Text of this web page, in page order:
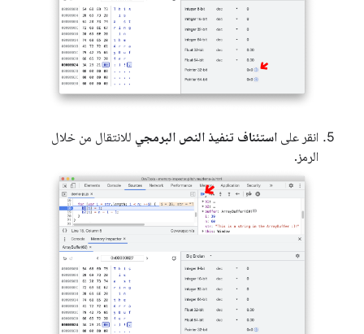
انقر على استئناف تنفيذ النص البرمجي للانتقال من خلال
الرمز.